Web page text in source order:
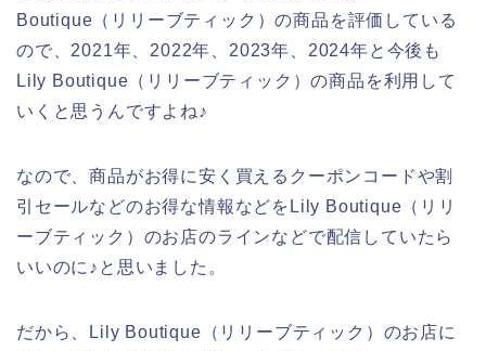
Boutique（リリーブティック）の商品を評価している
ので、2021年、2022年、2023年、2024年と今後も
Lily Boutique（リリーブティック）の商品を利用して
いくと思うんですよね♪
なので、商品がお得に安く買えるクーポンコードや割
引セールなどのお得な情報などをLily Boutique（リリ
ーブティック）のお店のラインなどで配信していたら
いいのに♪と思いました。
だから、Lily Boutique（リリーブティック）のお店に